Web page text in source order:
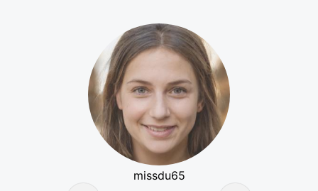
missdu65